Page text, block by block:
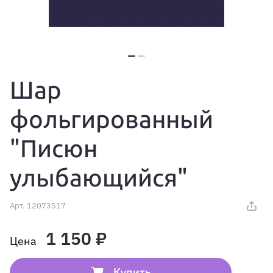
Шар
фольгированный
"Писюн
улыбающийся"
Арт. 12073517
1 150 ₽